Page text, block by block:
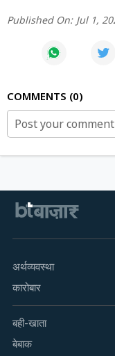
Published On: Jul 1,
COMMENTS 0
अर्थव्यवस्था
कारोबार
बही-खाता
बेबाक